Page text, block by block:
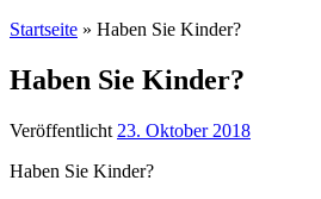
Startseite » Haben Sie Kinder?
Haben Sie Kinder?
Veröffentlicht 23. Oktober 2018
Haben Sie Kinder?